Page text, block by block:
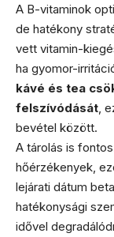
A B-vitaminok
de hatékony
vett vitamin-
ha gyomor-
kávé és tea
felszívódását ,
bevétel között.
A tárolás is
hőérzékenyek,
lejárati dátum
hatékonysági
idővel